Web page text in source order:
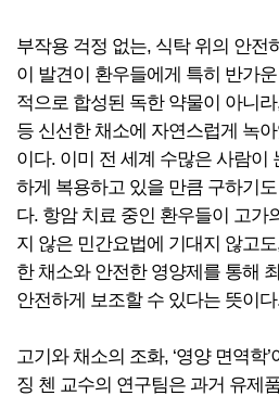
부작용 걱정 없는, 식탁 위의 안전
이 발견이 환우들에게 특히 반가
적으로 합성된 독한 약물이 아니
등 신선한 채소에 자연스럽게 녹
이다. 이미 전 세계 수많은 사람이
하게 복용하고 있을 만큼 구하기
다. 항암 치료 중인 환우들이 고가
지 않은 민간요법에 기대지 않고
한 채소와 안전한 영양제를 통해
안전하게 보조할 수 있다는 뜻이
고기와 채소의 조화, ‘영양 면역학
징 첸 교수의 연구팀은 과거 유제